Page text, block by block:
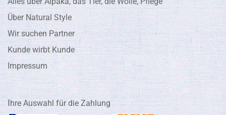
Über Natural Style
Wir suchen Partner
Kunde wirbt Kunde
Impressum
Ihre Auswahl für die Zahlung